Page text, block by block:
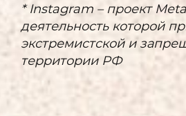
* Instagram – проект
деятельность которой
экстремистской и
территории РФ